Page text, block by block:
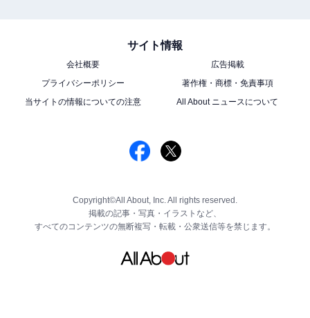
サイト情報
会社概要
広告掲載
プライバシーポリシー
著作権・商標・免責事項
当サイトの情報についての注意
All About ニュースについて
Copyright©All About, Inc. All rights reserved.
掲載の記事・写真・イラストなど、
すべてのコンテンツの無断複写・転載・公衆送信等を禁じます。